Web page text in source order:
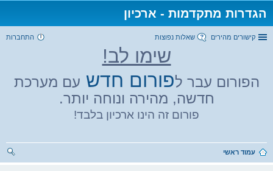
הגדרות מתקדמות - ארכיון
קישורים מהירים שאלות נפוצות התחברות
שימו לב!
הפורום עבר לפורום חדש עם מערכת
חדשה, מהירה ונוחה יותר.
פורום זה הינו ארכיון בלבד!
עמוד ראשי